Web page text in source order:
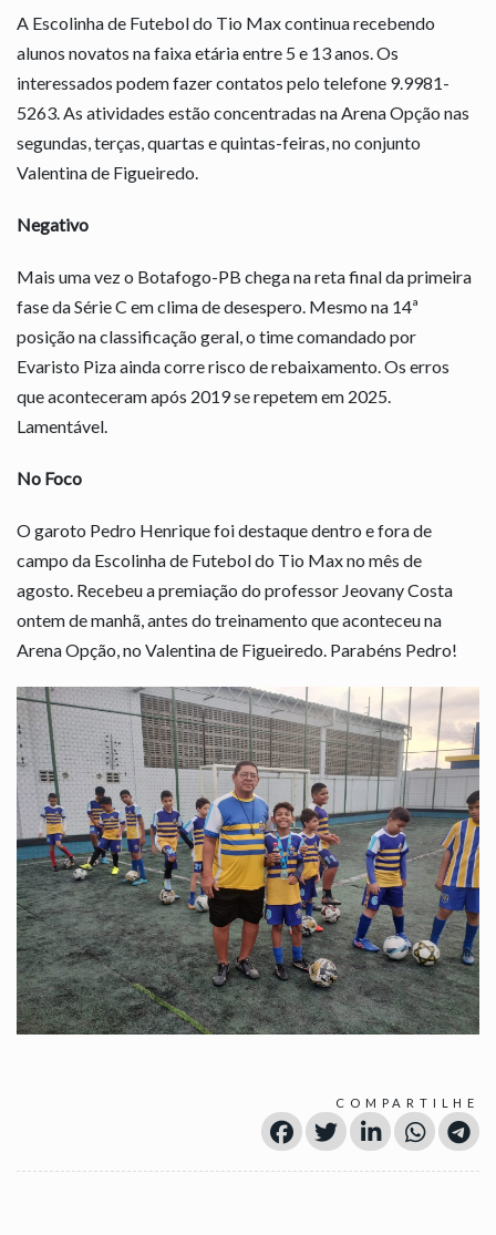
A Escolinha de Futebol do Tio Max continua recebendo
alunos novatos na faixa etária entre 5 e 13 anos. Os
interessados podem fazer contatos pelo telefone 9.9981-
5263. As atividades estão concentradas na Arena Opção nas
segundas, terças, quartas e quintas-feiras, no conjunto
Valentina de Figueiredo.
Negativo
Mais uma vez o Botafogo-PB chega na reta final da primeira
fase da Série C em clima de desespero. Mesmo na 14ª
posição na classificação geral, o time comandado por
Evaristo Piza ainda corre risco de rebaixamento. Os erros
que aconteceram após 2019 se repetem em 2025.
Lamentável.
No Foco
O garoto Pedro Henrique foi destaque dentro e fora de
campo da Escolinha de Futebol do Tio Max no mês de
agosto. Recebeu a premiação do professor Jeovany Costa
ontem de manhã, antes do treinamento que aconteceu na
Arena Opção, no Valentina de Figueiredo. Parabéns Pedro!
COMPARTILHE